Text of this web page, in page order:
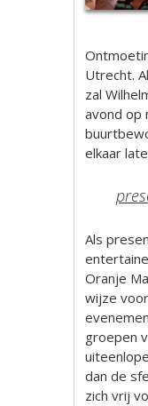
Utrecht.
zal
avond op
elkaar
Als
Oranje
wijze
groepen
dan de
zich vrij